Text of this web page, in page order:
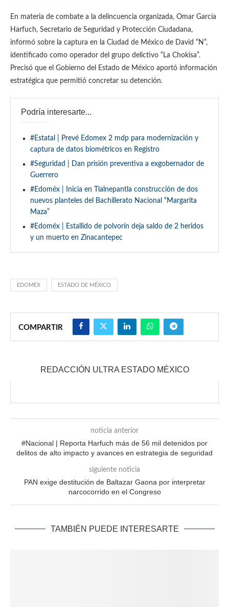
En materia de combate a la delincuencia organizada, Omar García
Harfuch, Secretario de Seguridad y Protección Ciudadana,
informó sobre la captura en la Ciudad de México de David “N”,
identificado como operador del grupo delictivo “La Chokisa”.
Precisó que el Gobierno del Estado de México aportó información
estratégica que permitió concretar su detención.
Podría interesarte...
#Estatal | Prevé Edomex 2 mdp para modernización y
captura de datos biométricos en Registro
#Seguridad | Dan prisión preventiva a exgobernador de
Guerrero
#Edoméx | Inicia en Tlalnepantla construcción de dos
nuevos planteles del Bachillerato Nacional “Margarita
Maza”
#Edoméx | Estallido de polvorín deja saldo de 2 heridos
y un muerto en Zinacantepec
EDOMEX ESTADO DE MÉXICO
COMPARTIR
REDACCIÓN ULTRA ESTADO MÉXICO
noticia anterior
#Nacional | Reporta Harfuch más de 56 mil detenidos por
delitos de alto impacto y avances en estrategia de seguridad
siguiente noticia
PAN exige destitución de Baltazar Gaona por interpretar
narcocorrido en el Congreso
TAMBIÉN PUEDE INTERESARTE